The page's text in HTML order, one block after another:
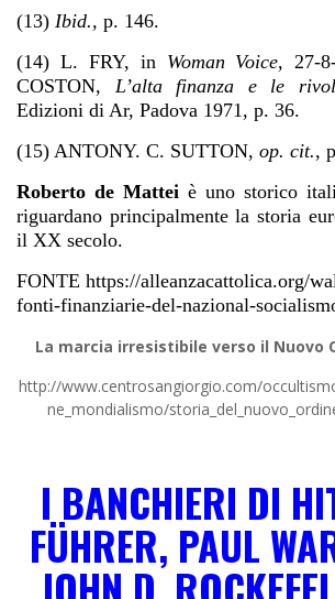
(13) Ibid., p. 146.
(14) L. FRY, in Woman Voice,27-
COSTON, L’alta finanza e le
Edizioni di Ar, Padova 1971, p. 36.
(15) ANTONY. C. SUTTON, op. cit.,
Roberto de Mattei è uno storico
riguardano principalmente la storia
il XX secolo.
FONTE https://alleanzacattolica.org/
fonti-finanziarie-del-nazional-
La marcia irresistibile verso il Nuovo
http://www.centrosangiorgio.com/
ne_mondialismo/
I BANCHIERI DI
FÜHRER, PAUL